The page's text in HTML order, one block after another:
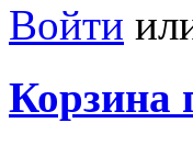
Войти
Корзина